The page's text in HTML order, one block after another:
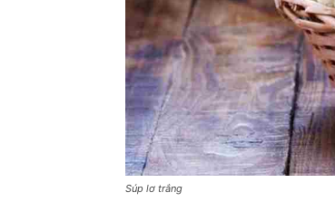
Súp lơ trắng